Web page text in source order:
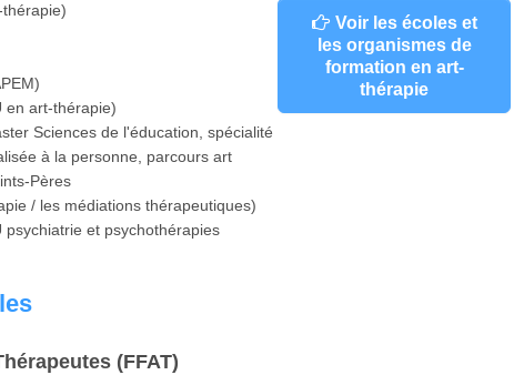
en art-thérapie)
Sciences de l'éducation, spécialité
à la personne, parcours art
Pères
/ les médiations thérapeutiques)
psychiatrie et psychothérapies
Voir les écoles et
les organismes de
formation en art-
thérapie
(FFAT)